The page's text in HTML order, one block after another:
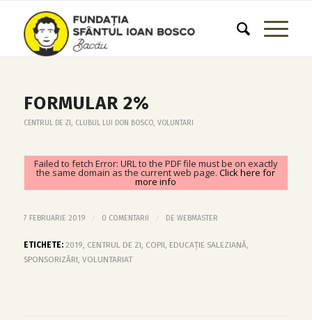
FORMULAR 2%
CENTRUL DE ZI, CLUBUL LUI DON BOSCO, VOLUNTARI
Failed to fetch Error: URL to the PDF file must be on exactly
the same domain as the current web page.Click here for
more info
7 FEBRUARIE 2019 / 0 COMENTARII / DE WEBMASTER
ETICHETE: 2019, CENTRUL DE ZI, COPII, EDUCAȚIE SALEZIANĂ,
SPONSORIZĂRI, VOLUNTARIAT